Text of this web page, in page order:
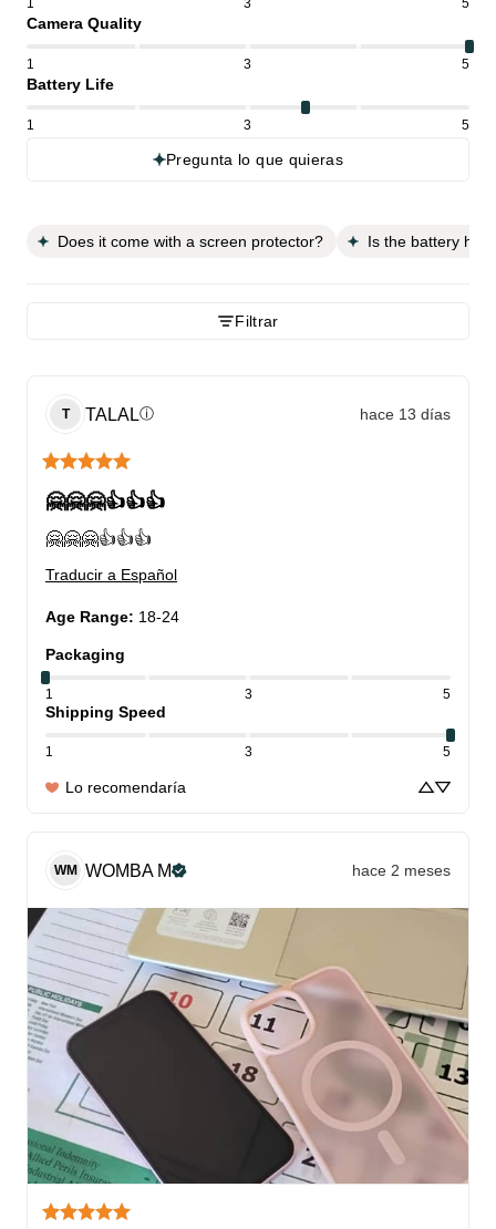
1 3 5
Camera Quality
1 3 5
Battery Life
1 3 5
Pregunta lo que quieras
Does it come with a screen protector? Is the battery
Filtrar
T TALALⓘ hace 13 días
🤗🤗🤗👍👍👍
🤗🤗🤗👍👍👍
Traducir a Español
Age Range: 18-24
Packaging
1 3 5
Shipping Speed
1 3 5
Lo recomendaría
WM WOMBA M hace 2 meses